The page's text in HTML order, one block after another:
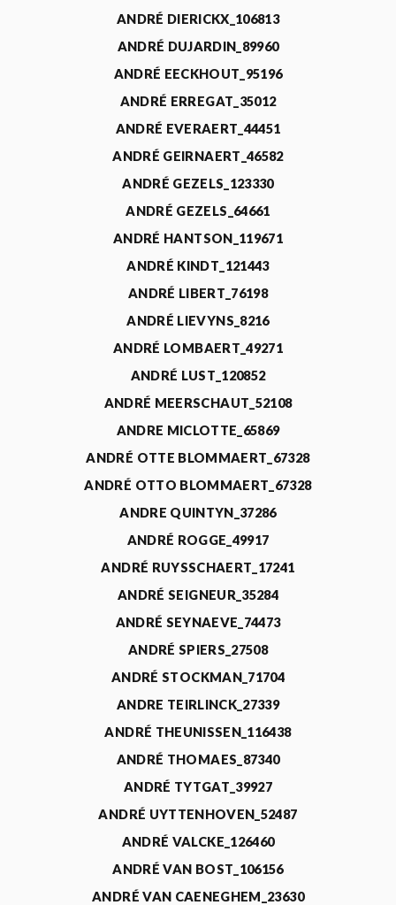
ANDRÉ DIERICKX_106813
ANDRÉ DUJARDIN_89960
ANDRÉ EECKHOUT_95196
ANDRÉ ERREGAT_35012
ANDRÉ EVERAERT_44451
ANDRÉ GEIRNAERT_46582
ANDRÉ GEZELS_123330
ANDRÉ GEZELS_64661
ANDRÉ HANTSON_119671
ANDRÉ KINDT_121443
ANDRÉ LIBERT_76198
ANDRÉ LIEVYNS_8216
ANDRÉ LOMBAERT_49271
ANDRÉ LUST_120852
ANDRÉ MEERSCHAUT_52108
ANDRE MICLOTTE_65869
ANDRÉ OTTE BLOMMAERT_67328
ANDRÉ OTTO BLOMMAERT_67328
ANDRE QUINTYN_37286
ANDRÉ ROGGE_49917
ANDRÉ RUYSSCHAERT_17241
ANDRÉ SEIGNEUR_35284
ANDRÉ SEYNAEVE_74473
ANDRÉ SPIERS_27508
ANDRÉ STOCKMAN_71704
ANDRE TEIRLINCK_27339
ANDRÉ THEUNISSEN_116438
ANDRÉ THOMAES_87340
ANDRÉ TYTGAT_39927
ANDRÉ UYTTENHOVEN_52487
ANDRÉ VALCKE_126460
ANDRÉ VAN BOST_106156
ANDRÉ VAN CAENEGHEM_23630